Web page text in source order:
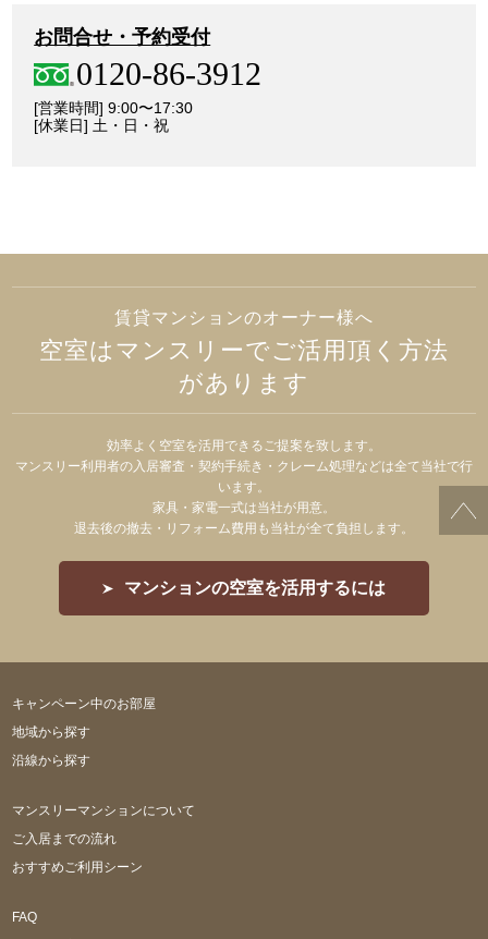
お問合せ・予約受付
0120-86-3912
[営業時間] 9:00〜17:30
[休業日] 土・日・祝
賃貸マンションのオーナー様へ
空室はマンスリーでご活用頂く方法
があります
効率よく空室を活用できるご提案を致します。
マンスリー利用者の入居審査・契約手続き・クレーム処理などは全て当社で行
います。
家具・家電一式は当社が用意。
退去後の撤去・リフォーム費用も当社が全て負担します。
マンションの空室を活用するには
キャンペーン中のお部屋
地域から探す
沿線から探す
マンスリーマンションについて
ご入居までの流れ
おすすめご利用シーン
FAQ